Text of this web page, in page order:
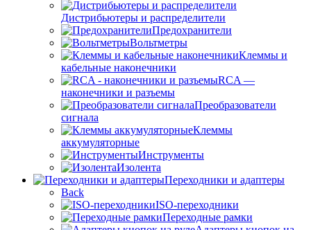
Дистрибьютеры и распределители
Предохранители
Вольтметры
Клеммы и
кабельные наконечники
RCA —
наконечники и разъемы
Преобразователи
сигнала
Клеммы
аккумуляторные
Инструменты
Изолента
Переходники и адаптеры
Back
ISO-переходники
Переходные рамки